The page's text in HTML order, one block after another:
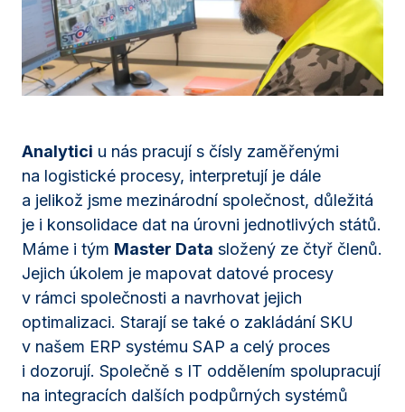
Analytici u nás pracují s čísly zaměřenými
na logistické procesy, interpretují je dále
a jelikož jsme mezinárodní společnost, důležitá
je i konsolidace dat na úrovni jednotlivých států.
Máme i tým Master Data složený ze čtyř členů.
Jejich úkolem je mapovat datové procesy
v rámci společnosti a navrhovat jejich
optimalizaci. Starají se také o zakládání SKU
v našem ERP systému SAP a celý proces
i dozorují. Společně s IT oddělením spolupracují
na integracích dalších podpůrných systémů